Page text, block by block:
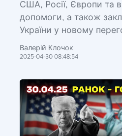
США, Росії, Європи та
допомоги, а також
України у новому
Валерій Клочок
2025-04-30 08:48:54